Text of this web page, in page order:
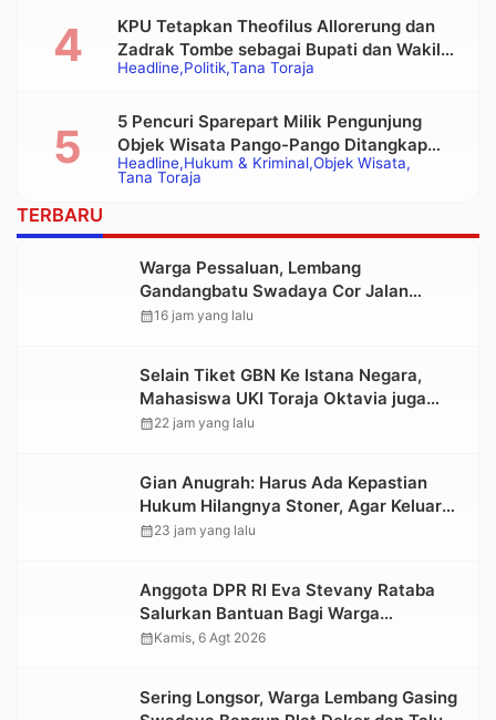
Headline Politik Tana Toraja
KPU Tetapkan Theofilus Allorerung dan
Zadrak Tombe sebagai Bupati dan Wakil
Bupati Tana Toraja Terpilih
Headline Hukum & Kriminal Objek Wisata
Tana Toraja
5 Pencuri Sparepart Milik Pengunjung
Objek Wisata Pango-Pango Ditangkap
Polisi
TERBARU
Warga Pessaluan, Lembang
Gandangbatu Swadaya Cor Jalan
Kabupaten
calendar_month16 jam yang lalu
Selain Tiket GBN Ke Istana Negara,
Mahasiswa UKI Toraja Oktavia juga
Lolos ke Pekan Seni Mahasiswa
calendar_month22 jam yang lalu
Gian Anugrah: Harus Ada Kepastian
Hukum Hilangnya Stoner, Agar Keluarga
tidak Larut dalam Trauma dan
calendar_month23 jam yang lalu
Anggota DPR RI Eva Stevany Rataba
Salurkan Bantuan Bagi Warga
Terdampak Longsor di Buntu Pepasan
calendar_monthKamis, 6 Agt 2026
Sering Longsor, Warga Lembang Gasing